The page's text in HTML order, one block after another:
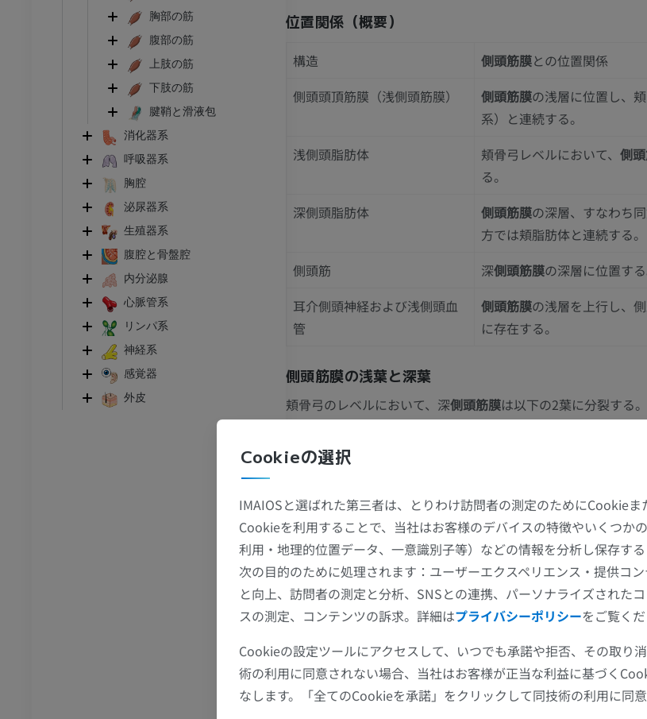
胸部の筋
腹部の筋
上肢の筋
下肢の筋
腱鞘と滑液包
消化器系
呼吸器系
胸腔
泌尿器系
生殖器系
腹腔と骨盤腔
内分泌腺
心脈管系
リンパ系
神経系
感覚器
外皮
位置関係 （概要）
構造 側頭筋膜との位置関係
側頭頭頂筋膜（浅側頭筋膜）
側頭筋膜の浅層に位置し、
系）と連続する。
浅側頭脂肪体
頬骨弓レベルにおいて、 側
る。
深側頭脂肪体
側頭筋膜の深層、すなわち
方では頬脂肪体と連続する。
側頭筋
深側頭筋膜の深層に位置する
耳介側頭神経および浅側頭血
管
側頭筋膜の浅層を上行し、
に存在する。
側頭筋膜の浅葉と深葉
頬骨弓のレベルにおいて、深側頭筋膜は以下の2葉に分裂する。
深葉：頬骨弓の内唇に付着する。両葉の間の空間には浅側
動脈の頬骨眼窩枝および上顎神経の頬骨側頭枝が含まれる。
側頭頭頂筋膜およびSMASとの関係
側頭頭頂筋膜（浅側頭筋膜）は 側頭筋膜の浅層に位置し、上
ではSMASおよび広頸筋と連続する。
側頭頭頂筋膜と側頭筋膜との間の層には、側頭頭頂脂肪体お
膜の深層での剥離により顔面神経側頭枝が保護される。
臨床的・機能的意義
足首 - 足
MRI
下肢MRI
イラストレーション
足根および足部のCT
プレミアム
手関節MRI
肘関節MRI
MRI
プレミアム
手部MRI
MRI
上肢X線
X線画像
下
Cookieの選択
IMAIOSと選ばれた第三者は、とりわけ訪問者の測定のためにCookieま
Cookieを利用することで、当社はお客様のデバイスの特徴やいくつか
利用・地理的位置データ、一意識別子等）などの情報を分析し保存す
次の目的のために処理されます：ユーザーエクスペリエンス・提供コ
と向上、訪問者の測定と分析、SNSとの連携、パーソナライズされた
スの測定、コンテンツの訴求。詳細はプライバシーポリシーをご覧くだ
Cookieの設定ツールにアクセスして、いつでも承諾や拒否、その取り
術の利用に同意されない場合、当社はお客様が正当な利益に基づく
なします。「全てのCookieを承諾」をクリックして同技術の利用に同意